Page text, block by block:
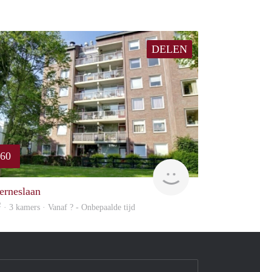
DELEN
Woning
· 3 kamers · Vanaf ? - Onbepaalde tijd